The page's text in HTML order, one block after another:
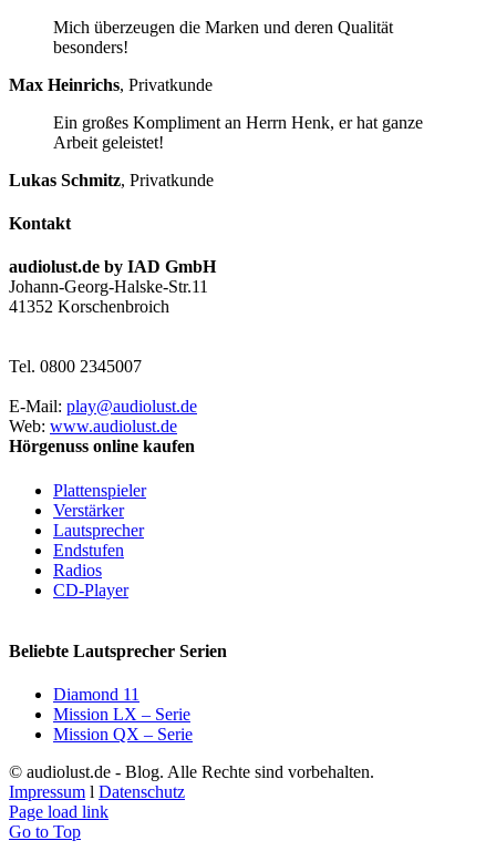
Mich überzeugen die Marken und deren Qualität
besonders!
Max Heinrichs, Privatkunde
Ein großes Kompliment an Herrn Henk, er hat ganze
Arbeit geleistet!
Lukas Schmitz, Privatkunde
Kontakt
audiolust.de by IAD GmbH
Johann-Georg-Halske-Str.11
41352 Korschenbroich
Tel. 0800 2345007
E-Mail: play@audiolust.de
Web: www.audiolust.de
Hörgenuss online kaufen
Plattenspieler
Verstärker
Lautsprecher
Endstufen
Radios
CD-Player
Beliebte Lautsprecher Serien
Diamond 11
Mission LX – Serie
Mission QX – Serie
© audiolust.de - Blog. Alle Rechte sind vorbehalten.
Impressum l Datenschutz
Page load link
Go to Top